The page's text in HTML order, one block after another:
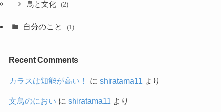
鳥と文化 (2)
自分のこと (1)
Recent Comments
カラスは知能が高い！ に shiratama11 より
文鳥のにおい に shiratama11 より